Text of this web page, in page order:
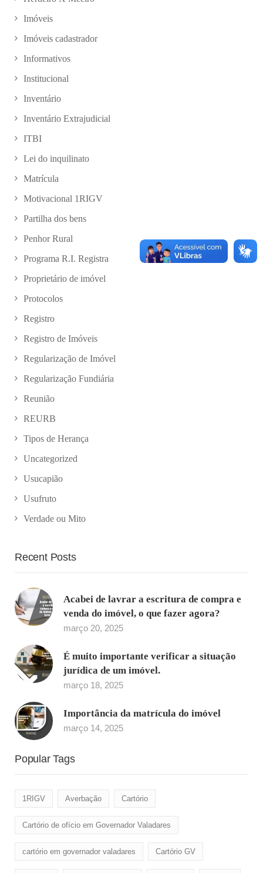
Imóveis
Imóveis cadastrador
Informativos
Institucional
Inventário
Inventário Extrajudicial
ITBI
Lei do inquilinato
Matrícula
Motivacional 1RIGV
Partilha dos bens
Penhor Rural
Programa R.I. Registra
Proprietário de imóvel
Protocolos
Registro
Registro de Imóveis
Regularização de Imóvel
Regularização Fundiária
Reunião
REURB
Tipos de Herança
Uncategorized
Usucapião
Usufruto
Verdade ou Mito
Recent Posts
Acabei de lavrar a escritura de compra e
venda do imóvel, o que fazer agora?
março 20, 2025
É muito importante verificar a situação
jurídica de um imóvel.
março 18, 2025
Importância da matrícula do imóvel
março 14, 2025
Popular Tags
1RIGV Averbação Cartório
Cartório de ofício em Governador Valadares
cartório em governador valadares Cartório GV